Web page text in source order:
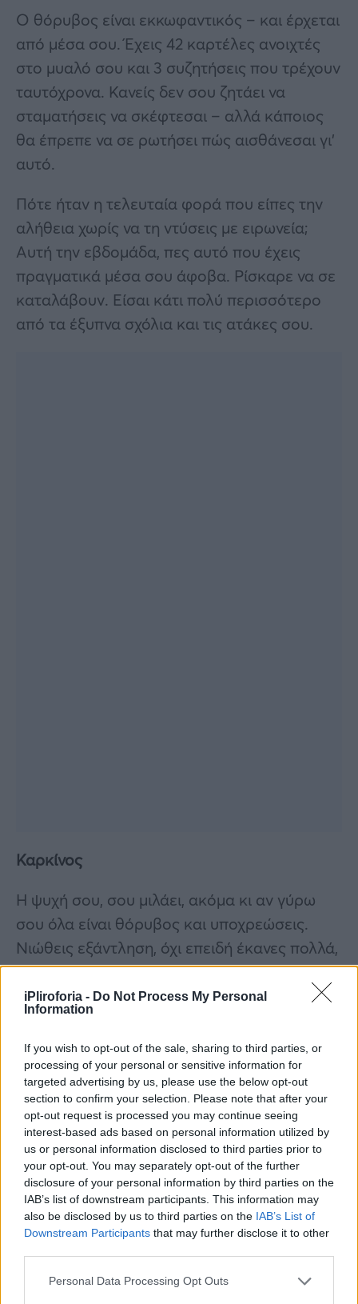
iPliroforia - Do Not Process My Personal
Information
If you wish to opt-out of the sale, sharing to third parties, or
processing of your personal or sensitive information for
targeted advertising by us, please use the below opt-out
section to confirm your selection. Please note that after your
opt-out request is processed you may continue seeing
interest-based ads based on personal information utilized by
us or personal information disclosed to third parties prior to
your opt-out. You may separately opt-out of the further
disclosure of your personal information by third parties on the
IAB’s list of downstream participants. This information may
also be disclosed by us to third parties on the IAB’s List of
Downstream Participants that may further disclose it to other
Personal Data Processing Opt Outs
Ο θόρυβος είναι εκκωφαντικός – και έρχεται
από μέσα σου. Έχεις 42 καρτέλες ανοιχτές
στο μυαλό σου και 3 συζητήσεις που τρέχουν
ταυτόχρονα. Κανείς δεν σου ζητάει να
σταματήσεις να σκέφτεσαι – αλλά κάποιος
θα έπρεπε να σε ρωτήσει πώς αισθάνεσαι γι’
αυτό.
Πότε ήταν η τελευταία φορά που είπες την
αλήθεια χωρίς να τη ντύσεις με ειρωνεία;
Αυτή την εβδομάδα, πες αυτό που έχεις
πραγματικά μέσα σου άφοβα. Ρίσκαρε να σε
καταλάβουν. Είσαι κάτι πολύ περισσότερο
από τα έξυπνα σχόλια και τις ατάκες σου.
Καρκίνος
Η ψυχή σου, σου μιλάει, ακόμα κι αν γύρω
σου όλα είναι θόρυβος και υποχρεώσεις.
Νιώθεις εξάντληση, όχι επειδή έκανες πολλά,
αλλά επειδή ένιωσες πάρα πολλά. Ίσως,
προσπαθώντας να είσαι πάντα εκεί για τους
άλλους, να έχασες λίγη από τη δική σου
ευαισθησία.
Και τώρα είναι η στιγμή να αναρωτηθείς:
Ποιος σε προσέχει όταν δεν είσαι εκεί για
όλους;
Η ανάγκη να αποτραβηχτείς δεν είναι σημάδι
αδυναμίας — είναι τρόπος να ξαναβρείς τον
εαυτό σου. Δώσε αγάπη και φροντίδα στον
εσωτερικό σου κόσμο. Το αξίζει.
Λέων